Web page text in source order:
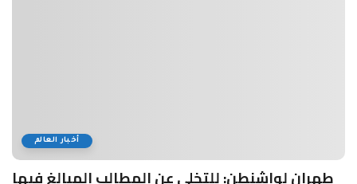
أخبار العالم
طهران لواشنطن: للتخلي عن المطالب المبالغ فيها